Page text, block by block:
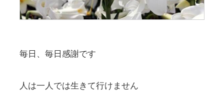
毎日、毎日感謝です
人は一人では生きて行けません